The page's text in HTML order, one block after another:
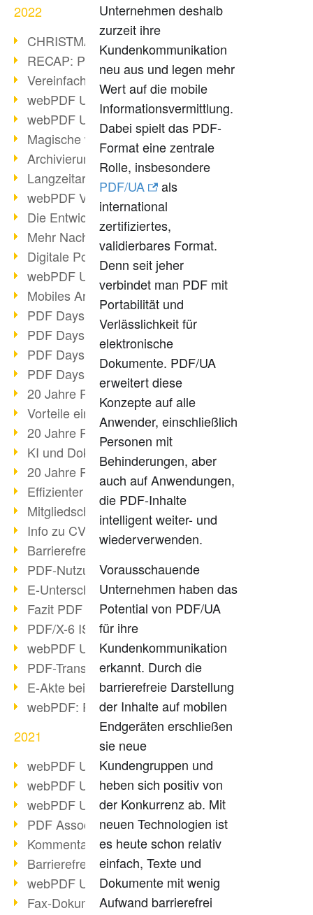
2022
CHRISTMAS 2022 loading
RECAP: PDF Days Europe 2022
Vereinfachung Personalprozesse
webPDF Update 8.0.0.2727
webPDF Update 9.0.0.2732
Magische webPDF Version 9
Archivierung: Aufbewahrungsfristen
Langzeitarchivierung mit PDF/A
webPDF Video - Behind the Scenes
Die Entwicklung von PDF/X
Mehr Nachhaltigkeit durch PDF
Digitale Post als PDF/A
webPDF Update 8.0.0.2531
Mobiles Arbeiten mit PDF
PDF Days 2022 Themenblock 3
PDF Days 2022 Themenblock 2
PDF Days 2022 Themenblock 1
PDF Days Europe 2022
20 Jahre PDF/X (Teil 3)
Vorteile einer PDF-Businesslösung
20 Jahre PDF/X (Teil 2)
KI und Dokumenten-Management
20 Jahre PDF/X (Teil 1)
Effizienter Dokumenten Workflow
Mitgliedschaft PDF Association
Info zu CVE-2022-22965
Barrierefreiheit mehr als Inklusion
PDF-Nutzung durch Pandemie
E-Unterschriften für Verwaltung
Fazit PDF Days 2021
PDF/X-6 ISO-Norm
webPDF Update 8.0.0.2393
PDF-Transparenz beim PDF-Format
E-Akte bei Behörden
webPDF: PDF-Anhänge verwalten
2021
webPDF Update 8.0.0.2376
webPDF Update 8.0.0.2374
webPDF Update 8.0.0.2372
PDF Association 2021 Entwicklungen
Kommentare im PDF einfügen
Barrierefreie PDF-Dokumente (3/3)
webPDF Update 8.0.0.2338
Fax-Dokumente in Workflow
Unternehmen deshalb
zurzeit ihre
Kundenkommunikation
neu aus und legen mehr
Wert auf die mobile
Informationsvermittlung.
Dabei spielt das PDF-
Format eine zentrale
Rolle, insbesondere
PDF/UA
als
international
zertifiziertes,
validierbares Format.
Denn seit jeher
verbindet man PDF mit
Portabilität und
Verlässlichkeit für
elektronische
Dokumente. PDF/UA
erweitert diese
Konzepte auf alle
Anwender, einschließlich
Personen mit
Behinderungen, aber
auch auf Anwendungen,
die PDF-Inhalte
intelligent weiter- und
wiederverwenden.
Vorausschauende
Unternehmen haben das
Potential von PDF/UA
für ihre
Kundenkommunikation
erkannt. Durch die
barrierefreie Darstellung
der Inhalte auf mobilen
Endgeräten erschließen
sie neue
Kundengruppen und
heben sich positiv von
der Konkurrenz ab. Mit
neuen Technologien ist
es heute schon relativ
einfach, Texte und
Dokumente mit wenig
Aufwand barrierefrei